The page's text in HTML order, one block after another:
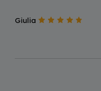
Giulia